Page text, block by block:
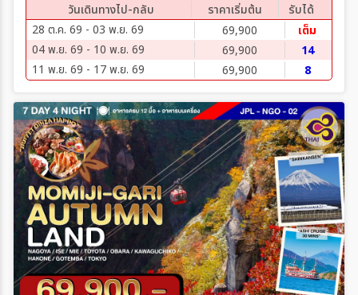
วันเดินทางไป-กลับ
ราคาเริ่มต้น
รับได้
28 ต.ค. 69 - 03 พ.ย. 69
69,900
เต็ม
04 พ.ย. 69 - 10 พ.ย. 69
69,900
14
11 พ.ย. 69 - 17 พ.ย. 69
69,900 8